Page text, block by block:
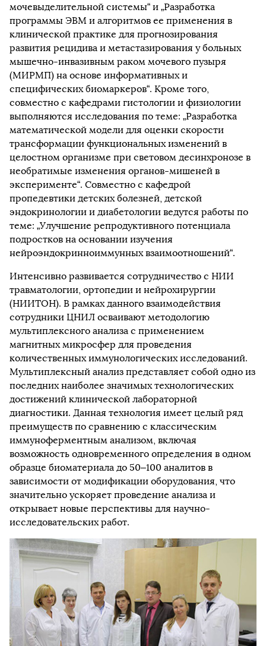
мочевыделительной системы“ и „Разработка
программы ЭВМ и алгоритмов ее применения в
клинической практике для прогнозирования
развития рецидива и метастазирования у больных
мышечно-инвазивным раком мочевого пузыря
(МИРМП) на основе информативных и
специфических биомаркеров“. Кроме того,
совместно с кафедрами гистологии и физиологии
выполняются исследования по теме: „Разработка
математической модели для оценки скорости
трансформации функциональных изменений в
целостном организме при световом десинхронозе в
необратимые изменения органов-мишеней в
эксперименте“. Совместно с кафедрой
пропедевтики детских болезней, детской
эндокринологии и диабетологии ведутся работы по
теме: „Улучшение репродуктивного потенциала
подростков на основании изучения
нейроэндокринноиммунных взаимоотношений“.
Интенсивно развивается сотрудничество с НИИ
травматологии, ортопедии и нейрохирургии
(НИИТОН). В рамках данного взаимодействия
сотрудники ЦНИЛ осваивают методологию
мультиплексного анализа c применением
магнитных микросфер для проведения
количественных иммунологических исследований.
Мультиплексный анализ представляет собой одно из
последних наиболее значимых технологических
достижений клинической лабораторной
диагностики. Данная технология имеет целый ряд
преимуществ по сравнению с классическим
иммуноферментным анализом, включая
возможность одновременного определения в одном
образце биоматериала до 50–100 аналитов в
зависимости от модификации оборудования, что
значительно ускоряет проведение анализа и
открывает новые перспективы для научно-
исследовательских работ.